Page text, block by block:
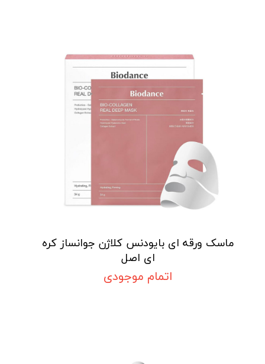
ماسک ورقه ای بایودنس کلاژن جوانساز کره
ای اصل
اتمام موجودی